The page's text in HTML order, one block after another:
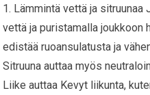
1. Lämmintä vettä ja
vettä ja puristamalla joukkoon
edistää ruoansulatusta ja
Sitruuna auttaa myös
Liike auttaa Kevyt liikunta,